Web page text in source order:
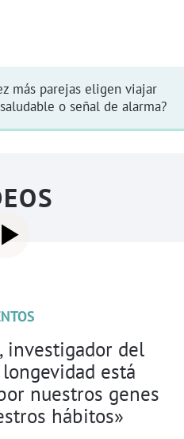
más parejas eligen viajar
o señal de alarma?
investigador del
longevidad está
nuestros genes
hábitos»